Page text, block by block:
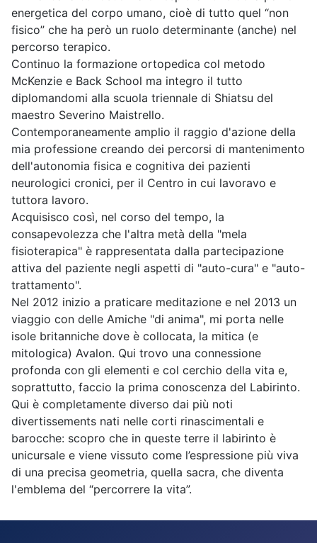
energetica del corpo umano, cioè di tutto quel “non
fisico” che ha però un ruolo determinante (anche) nel
percorso terapico.
Continuo la formazione ortopedica col metodo
McKenzie e Back School ma integro il tutto
diplomandomi alla scuola triennale di Shiatsu del
maestro Severino Maistrello.
Contemporaneamente amplio il raggio d'azione della
mia professione creando dei percorsi di mantenimento
dell'autonomia fisica e cognitiva dei pazienti
neurologici cronici, per il Centro in cui lavoravo e
tuttora lavoro.
Acquisisco così, nel corso del tempo, la
consapevolezza che l'altra metà della "mela
fisioterapica" è rappresentata dalla partecipazione
attiva del paziente negli aspetti di "auto-cura" e "auto-
trattamento".
Nel 2012 inizio a praticare meditazione e nel 2013 un
viaggio con delle Amiche "di anima", mi porta nelle
isole britanniche dove è collocata, la mitica (e
mitologica) Avalon. Qui trovo una connessione
profonda con gli elementi e col cerchio della vita e,
soprattutto, faccio la prima conoscenza del Labirinto.
Qui è completamente diverso dai più noti
divertissements nati nelle corti rinascimentali e
barocche: scopro che in queste terre il labirinto è
unicursale e viene vissuto come l’espressione più viva
di una precisa geometria, quella sacra, che diventa
l'emblema del “percorrere la vita”.